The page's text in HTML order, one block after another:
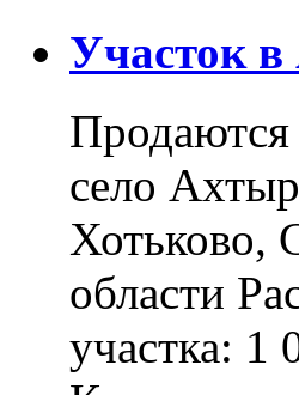
Участок
Продаются
село
Хотьково,
области
участка: